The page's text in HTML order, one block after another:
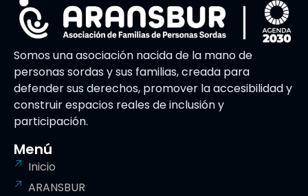
Somos una asociación nacida de la mano de
personas sordas y sus familias, creada para
defender sus derechos, promover la accesibilidad y
construir espacios reales de inclusión y
participación.
Menú
Inicio
ARANSBUR